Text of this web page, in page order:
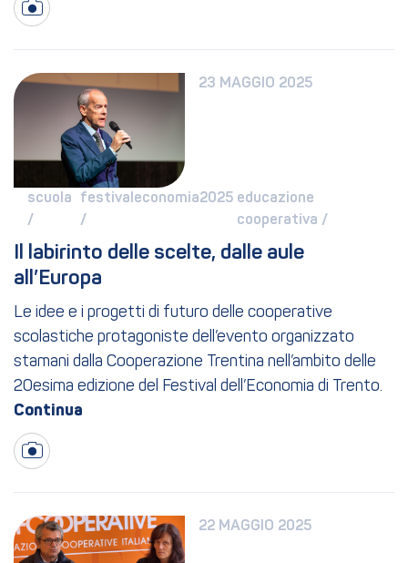
23 MAGGIO 2025
scuola
/
festivaleconomia2025
/
educazione
cooperativa /
Il labirinto delle scelte, dalle aule
all’Europa
Le idee e i progetti di futuro delle cooperative
scolastiche protagoniste dell’evento organizzato
stamani dalla Cooperazione Trentina nell’ambito delle
20esima edizione del Festival dell’Economia di Trento.
22 MAGGIO 2025